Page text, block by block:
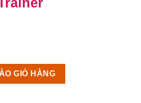
sinh đúng chỗ – Joyce & Dolls
GIỎ HÀNG